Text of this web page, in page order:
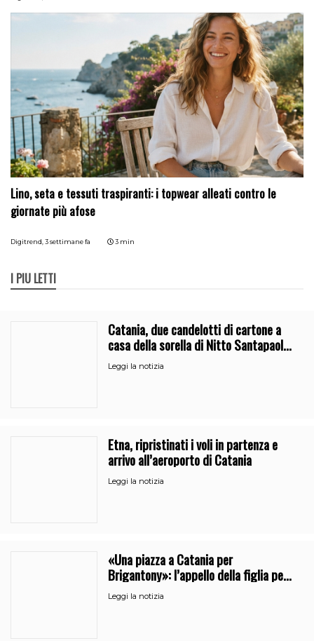
Lino, seta e tessuti traspiranti: i topwear alleati contro le
giornate più afose
Digitrend, 3 settimane fa 3 min
I PIÙ LETTI
Catania, due candelotti di cartone a
casa della sorella di Nitto Santapaola.
Le indagini
Leggi la notizia
Etna, ripristinati i voli in partenza e
arrivo all’aeroporto di Catania
Leggi la notizia
«Una piazza a Catania per
Brigantony»: l’appello della figlia per
la memoria del cantante popolare
Leggi la notizia